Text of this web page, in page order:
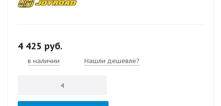
4 425 руб.
в наличии Нашли дешевле?